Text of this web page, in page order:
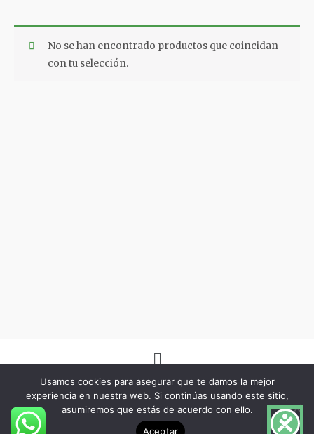
No se han encontrado productos que coincidan
con tu selección.
Menú
Copyright © 2026 -Herbo Lotus- | Diseñado por BSG Spain
Usamos cookies para asegurar que te damos la mejor
experiencia en nuestra web. Si continúas usando este sitio,
asumiremos que estás de acuerdo con ello.
Aceptar